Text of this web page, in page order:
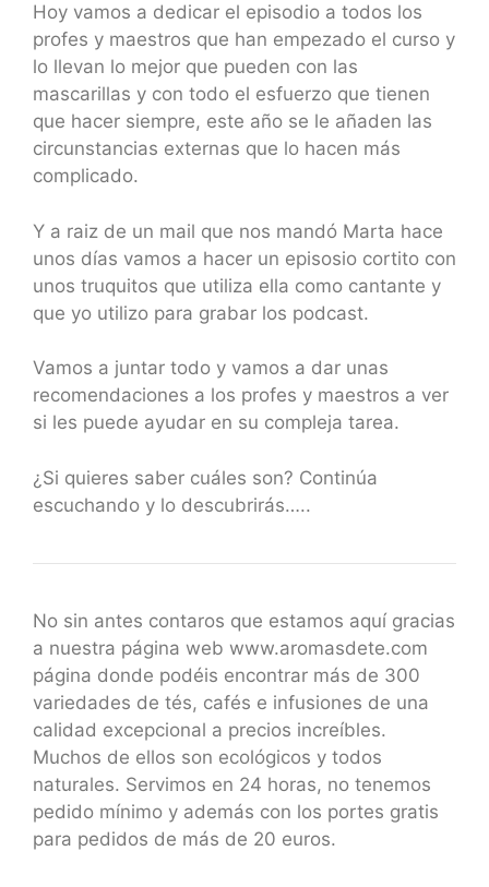
Hoy vamos a dedicar el episodio a todos los
profes y maestros que han empezado el curso y
lo llevan lo mejor que pueden con las
mascarillas y con todo el esfuerzo que tienen
que hacer siempre, este año se le añaden las
circunstancias externas que lo hacen más
complicado.
Y a raiz de un mail que nos mandó Marta hace
unos días vamos a hacer un episosio cortito con
unos truquitos que utiliza ella como cantante y
que yo utilizo para grabar los podcast.
Vamos a juntar todo y vamos a dar unas
recomendaciones a los profes y maestros a ver
si les puede ayudar en su compleja tarea.
¿Si quieres saber cuáles son? Continúa
escuchando y lo descubrirás…..
No sin antes contaros que estamos aquí gracias
a nuestra página web www.aromasdete.com
página donde podéis encontrar más de 300
variedades de tés, cafés e infusiones de una
calidad excepcional a precios increíbles.
Muchos de ellos son ecológicos y todos
naturales. Servimos en 24 horas, no tenemos
pedido mínimo y además con los portes gratis
para pedidos de más de 20 euros.